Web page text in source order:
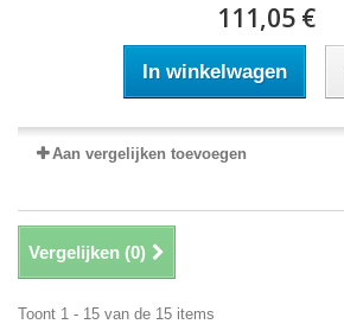
111,05 €
In winkelwagen
Aan vergelijken toevoegen
Vergelijken (0)
Toont 1 - 15 van de 15 items